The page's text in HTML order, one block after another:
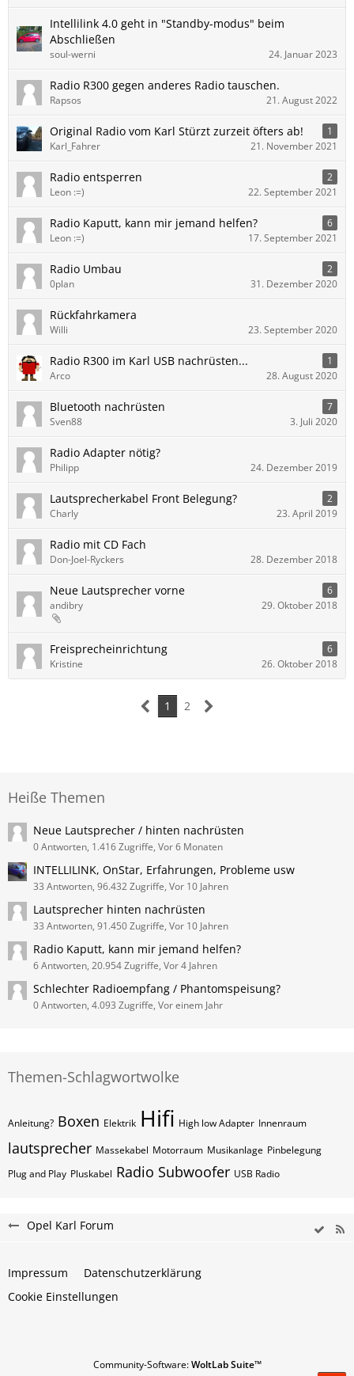
Intellilink 4.0 geht in "Standby-modus" beim
Abschließen
soul-werni 24. Januar 2023
Radio R300 gegen anderes Radio tauschen.
Rapsos 21. August 2022
Original Radio vom Karl Stürzt zurzeit öfters ab!
1
Karl_Fahrer
21. November 2021
Radio entsperren
2
Leon :=)
22. September 2021
Radio Kaputt, kann mir jemand helfen?
6
Leon :=)
17. September 2021
Radio Umbau
2
0plan
31. Dezember 2020
Rückfahrkamera
Willi 23. September 2020
Radio R300 im Karl USB nachrüsten...
1
Arco
28. August 2020
Bluetooth nachrüsten
7
Sven88
3. Juli 2020
Radio Adapter nötig?
Philipp 24. Dezember 2019
Lautsprecherkabel Front Belegung?
2
Charly
23. April 2019
Radio mit CD Fach
Don-Joel-Ryckers 28. Dezember 2018
Neue Lautsprecher vorne
6
andibry
29. Oktober 2018
Freisprecheinrichtung
6
Kristine
26. Oktober 2018
1 2
Heiße Themen
Neue Lautsprecher / hinten nachrüsten
0 Antworten, 1.416 Zugriffe, Vor 6 Monaten
INTELLILINK, OnStar, Erfahrungen, Probleme usw
33 Antworten, 96.432 Zugriffe, Vor 10 Jahren
Lautsprecher hinten nachrüsten
33 Antworten, 91.450 Zugriffe, Vor 10 Jahren
Radio Kaputt, kann mir jemand helfen?
6 Antworten, 20.954 Zugriffe, Vor 4 Jahren
Schlechter Radioempfang / Phantomspeisung?
0 Antworten, 4.093 Zugriffe, Vor einem Jahr
Themen-Schlagwortwolke
Anleitung? Boxen Elektrik Hifi High low Adapter Innenraum
lautsprecher Massekabel Motorraum Musikanlage Pinbelegung
Plug and Play Pluskabel Radio Subwoofer USB Radio
Opel Karl Forum
Impressum
Datenschutzerklärung
Cookie Einstellungen
Community-Software:WoltLab Suite™